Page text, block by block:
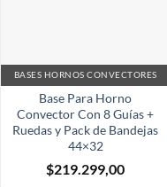
BASES HORNOS CONVECTORES
Base Para Horno
Convector Con 8 Guías +
Ruedas y Pack de Bandejas
44×32
$219.299,00